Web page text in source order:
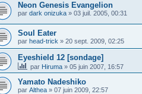
Neon Genesis Evangelion
par dark onizuka » 03 juil. 2005, 00:31
Soul Eater
par head-trick » 20 sept. 2009, 02:25
Eyeshield 12 [sondage]
par Hiruma » 05 juin 2007, 16:57
Yamato Nadeshiko
par Althea » 07 juin 2009, 22:57